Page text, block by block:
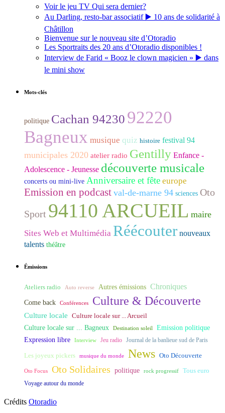
Voir le jeu TV Qui sera dernier?
Au Darling, resto-bar associatif ▶️ 10 ans de solidarité à
Châtillon
Bienvenue sur le nouveau site d’Otoradio
Les Sportraits des 20 ans d’Otoradio disponibles !
Interview de Farid « Booz le clown magicien » ▶️ dans
le mini show
Mots-clés
politique Cachan 94230 92220
Bagneux musique quiz histoire festival 94
municipales 2020 atelier radio Gentilly Enfance -
Adolescence - Jeunesse découverte musicale
concerts ou mini-live Anniversaire et fête europe
Emission en podcast val-de-marne 94 sciences Oto
Sport 94110 ARCUEIL maire
Sites Web et Multimédia Réécouter nouveaux
talents théâtre
Émissions
Ateliers radio Auto reverse Autres émissions Chroniques
Come back Conférences Culture & Découverte
Culture locale Culture locale sur ... Arcueil
Culture locale sur ... Bagneux Destination soleil Emission politique
Expression libre Interview Jeu radio Journal de la banlieue sud de Paris
Les joyeux pickers musique du monde News Oto Découverte
Oto Focus Oto Solidaires politique rock progressif Tous euro
Voyage autour du monde
Crédits Otoradio